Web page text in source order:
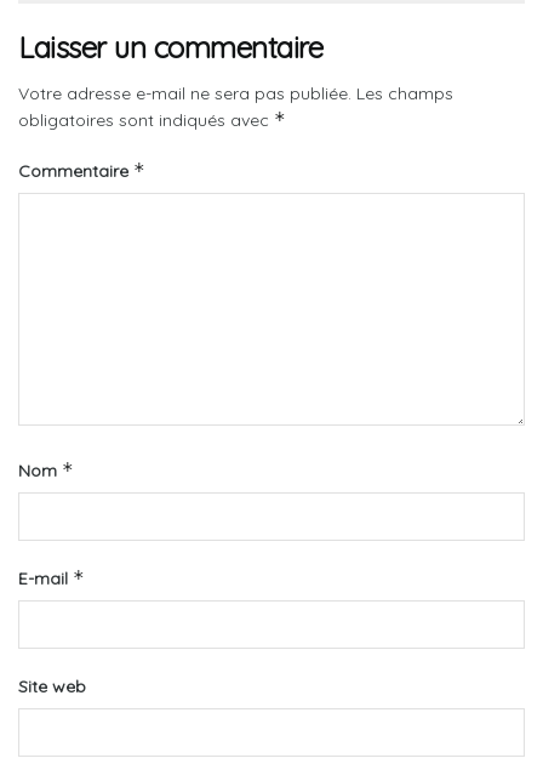
Laisser un commentaire
Votre adresse e-mail ne sera pas publiée. Les champs
obligatoires sont indiqués avec *
Commentaire *
Nom *
E-mail *
Site web